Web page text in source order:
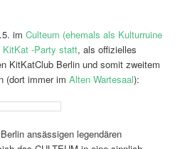
imCulteum (ehemals als Kulturruine
KitKat -Party statt, als offizielles
KitKatClub Berlin und somit zweitem
(dort immer imAlten Wartesaal):
ansässigen legendären